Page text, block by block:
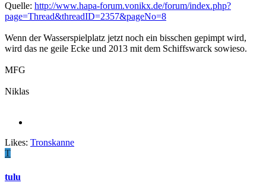
Quelle: http://www.hapa-forum.vonikx.de/forum/index.php?
page=Thread&threadID=2357&pageNo=8
Wenn der Wasserspielplatz jetzt noch ein bisschen gepimpt wird,
wird das ne geile Ecke und 2013 mit dem Schiffswarck sowieso.
MFG
Niklas
Likes: Tronskanne
T
tulu